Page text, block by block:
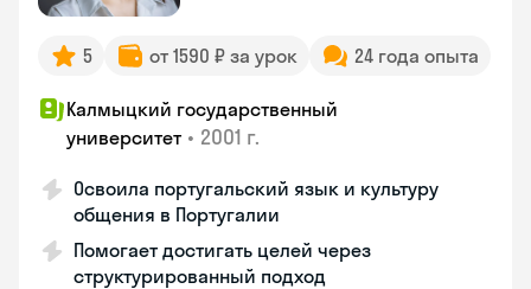
5 от 1590 ₽ за урок 24 года опыта
Калмыцкий государственный
университет • 2001 г.
Освоила португальский язык и культуру
общения в Португалии
Помогает достигать целей через
структурированный подход